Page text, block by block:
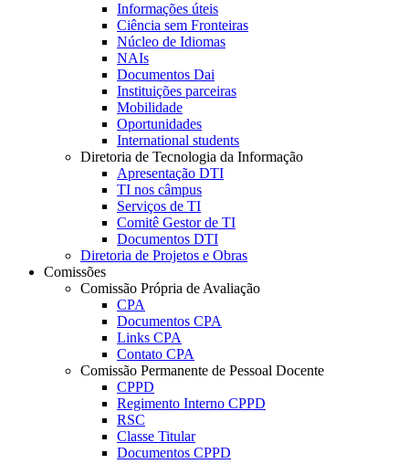
Informações úteis
Ciência sem Fronteiras
Núcleo de Idiomas
NAIs
Documentos Dai
Instituições parceiras
Mobilidade
Oportunidades
International students
Diretoria de Tecnologia da Informação
Apresentação DTI
TI nos câmpus
Serviços de TI
Comitê Gestor de TI
Documentos DTI
Diretoria de Projetos e Obras
Comissões
Comissão Própria de Avaliação
CPA
Documentos CPA
Links CPA
Contato CPA
Comissão Permanente de Pessoal Docente
CPPD
Regimento Interno CPPD
RSC
Classe Titular
Documentos CPPD